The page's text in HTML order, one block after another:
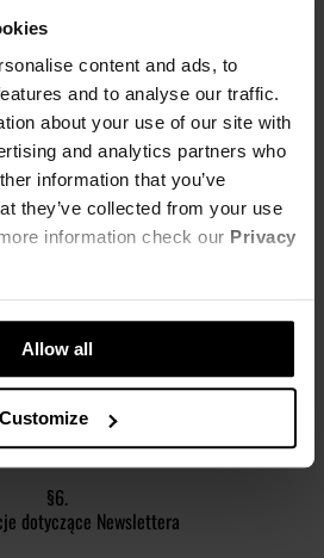
content and ads, to
and to analyse our traffic.
about your use of our site with
and analytics partners who
information that you’ve
they’ve collected from your use
information check our Privacy
Allow all
Customize
o dostarczanie Newslettera albo jej
od podstawy dokonania tej czynności,
przez Subskrybenta stosownego
o którym mowa w zdaniu poprzedzającym,
złożone poprzez:
w link umożliwiający rezygnację z
który przesyłany jest wraz z każdym
Newsletterem;
Subskrybenta oświadczenia o odstąpieniu
Newslettera albo o jej wypowiedzeniu za
Oświadczenie, o którym mowa w
zostać złożone także na formularzu
2 do Ustawy o prawach konsumenta.
przez Subskrybenta jednej z czynności
w ust. 7 powyżej.
§6.
dotyczące Newslettera